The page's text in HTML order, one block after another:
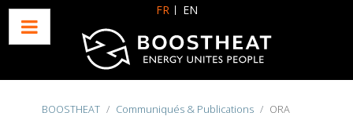
Sélectionnez votre langue FR EN
BOOSTHEAT Communiqués & Publications ORA